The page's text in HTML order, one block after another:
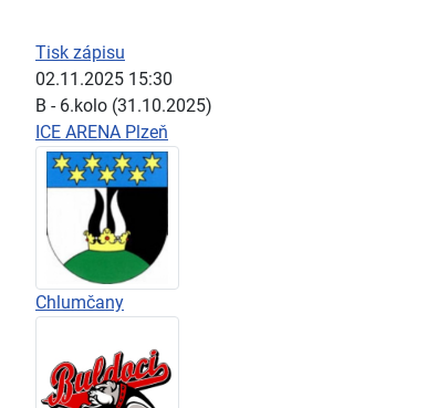
Tisk zápisu
02.11.2025 15:30
B - 6.kolo (31.10.2025)
ICE ARENA Plzeň
Chlumčany